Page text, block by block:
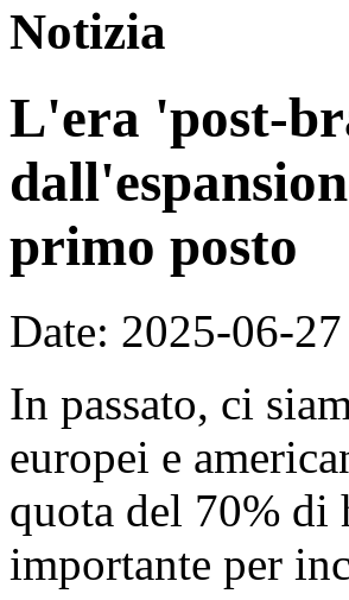
Notizia
L'era 'post-
primo posto
Date: 2025-06-27
In passato, ci
europei e
quota del 70% di
importante per